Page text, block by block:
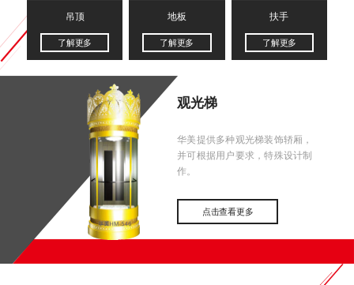
吊顶
了解更多
地板
了解更多
扶手
了解更多
观光梯
华美提供多种观光梯装饰轿厢，
并可根据用户要求，特殊设计制
作。
点击查看更多